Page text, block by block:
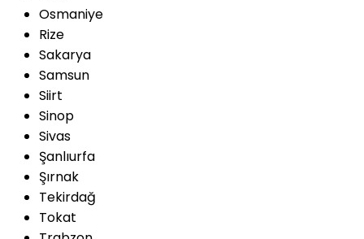
Osmaniye
Rize
Sakarya
Samsun
Siirt
Sinop
Sivas
Şanlıurfa
Şırnak
Tekirdağ
Tokat